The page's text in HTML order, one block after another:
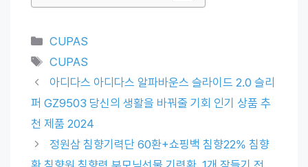
Categories
CUPAS
Tags
CUPAS
아디다스 아디다스 알파바운스 슬라이드 2.0 슬리
퍼 GZ9503 당신의 생활을 바꿔줄 기회 인기 상품 추
천 제품 2024
정원삼 침향기력단 60환+쇼핑백 침향22% 침향